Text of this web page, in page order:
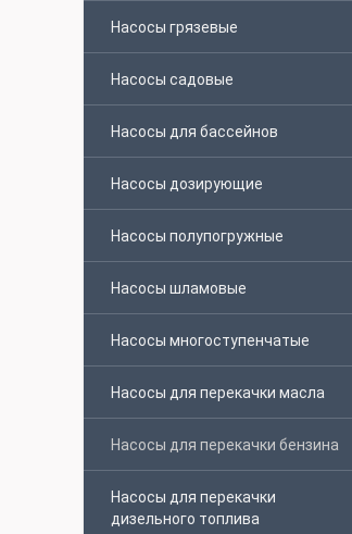
Насосы грязевые
Насосы садовые
Насосы для бассейнов
Насосы дозирующие
Насосы полупогружные
Насосы шламовые
Насосы многоступенчатые
Насосы для перекачки масла
Насосы для перекачки бензина
Насосы для перекачки
дизельного топлива